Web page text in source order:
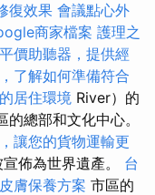
復效果 會議點心外
商家檔案 護理之
平價助聽器，提供經
了解如何準備符合
居住環境 River）的
總部和文化中心。
讓您的貨物運輸更
佈為世界遺產。 台
膚保養方案 市區的